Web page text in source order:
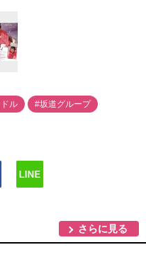
ル #坂道グループ
さらに見る